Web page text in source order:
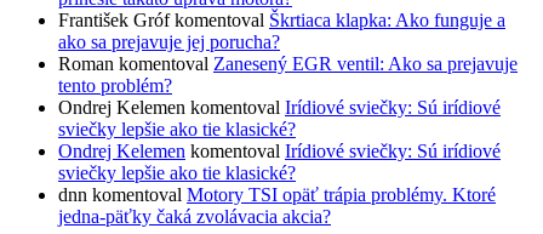
František Grófkomentoval Škrtiaca klapka: Ako funguje a
ako sa prejavuje jej porucha?
Roman komentoval Zanesený EGR ventil: Ako sa prejavuje
tento problém?
Ondrej Kelemen komentoval Irídiové sviečky: Sú irídiové
sviečky lepšie ako tie klasické?
Ondrej Kelemen komentoval Irídiové sviečky: Sú irídiové
sviečky lepšie ako tie klasické?
dnn komentoval Motory TSI opäť trápia problémy. Ktoré
jedna-päťky čaká zvolávacia akcia?